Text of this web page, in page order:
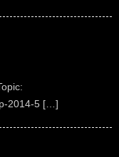
2014-5 […]